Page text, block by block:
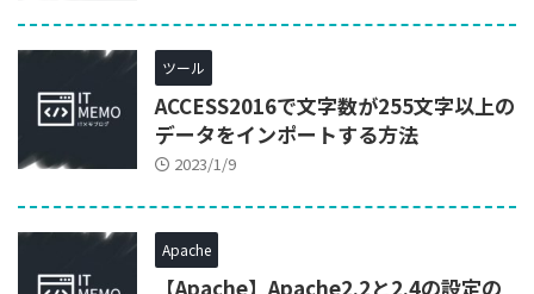
ツール
ACCESS2016で文字数が255文字以上の
データをインポートする方法
2023/1/9
Apache
【Apache】Apache2.2と2.4の設定の